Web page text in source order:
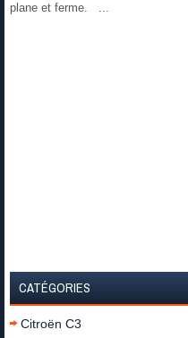
plane et ferme. ...
CATÉGORIES
Citroën C3